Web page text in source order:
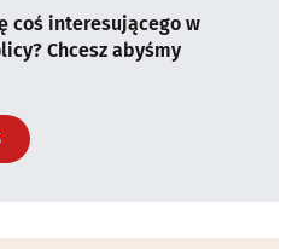
coś interesującego w
Chcesz abyśmy